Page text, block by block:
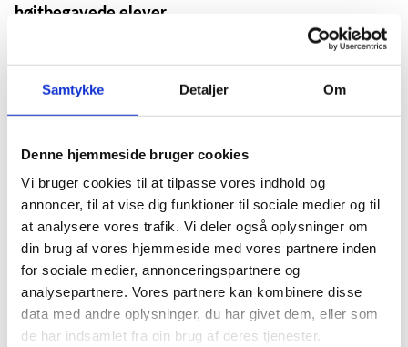
Samtykke Detaljer Om
Denne hjemmeside bruger cookies
Vi bruger cookies til at tilpasse vores indhold og
annoncer, til at vise dig funktioner til sociale medier og til
at analysere vores trafik. Vi deler også oplysninger om
din brug af vores hjemmeside med vores partnere inden
for sociale medier, annonceringspartnere og
analysepartnere. Vores partnere kan kombinere disse
data med andre oplysninger, du har givet dem, eller som
de har indsamlet fra din brug af deres tjenester.
højtbegavede elever
Talenter og højtbegavede elever i grundskolen og på
ungdomsuddannelser får ekstra støtte med ny pulje på
otte millioner kroner. Pengene skal både gå til at styrke
elevernes trivsel og sikre, at de bliver udfordret fagligt.
som er særligt kloge eller har særlige talenter. Undersøgelser
viser, at der rundt omkring i klasserne i grundskolen og på
ungdomsuddannelserne er elever, der savner udfordringer,
keder sig og ikke yder de præstationer, de har potentiale til.
Det kan betyde, at de måske heller ikke får en uddannelse,
som svarer til deres evner. International forskning viser, at de
højt begavede elever profiterer af en særlig tilrettelagt
undervisning, også selv om det kun er nogle få timer om
ugen. Og senest har forskere fra KORA peget på, at for få